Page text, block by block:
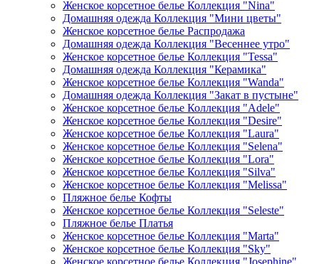
Женское корсетное белье Коллекция "Nina"
Домашняя одежда Коллекция "Мини цветы"
Женское корсетное белье Распродажа
Домашняя одежда Коллекция "Весеннее утро"
Женское корсетное белье Коллекция "Tessa"
Домашняя одежда Коллекция "Керамика"
Женское корсетное белье Коллекция "Wanda"
Домашняя одежда Коллекция "Закат в пустыне"
Женское корсетное белье Коллекция "Adele"
Женское корсетное белье Коллекция "Desire"
Женское корсетное белье Коллекция "Laura"
Женское корсетное белье Коллекция "Selena"
Женское корсетное белье Коллекция "Lora"
Женское корсетное белье Коллекция "Silva"
Женское корсетное белье Коллекция "Melissa"
Пляжное белье Кофты
Женское корсетное белье Коллекция "Seleste"
Пляжное белье Платья
Женское корсетное белье Коллекция "Marta"
Женское корсетное белье Коллекция "Sky"
Женское корсетное белье Коллекция "Josephine"